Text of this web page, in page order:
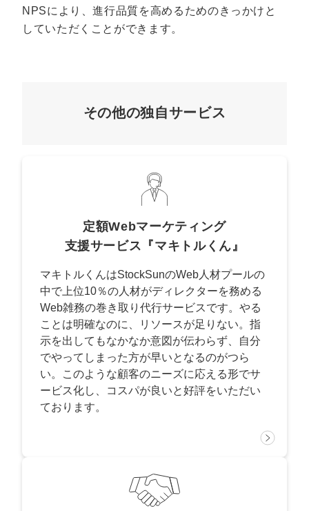
NPSにより、進行品質を高めるためのきっかけと
していただくことができます。
その他の独自サービス
定額Webマーケティング
支援サービス『マキトルくん』
マキトルくんはStockSunのWeb人材プールの
中で上位10％の人材がディレクターを務める
Web雑務の巻き取り代行サービスです。やる
ことは明確なのに、リソースが足りない。指
示を出してもなかなか意図が伝わらず、自分
でやってしまった方が早いとなるのがつら
い。このような顧客のニーズに応える形でサ
ービス化し、コスパが良いと好評をいただい
ております。